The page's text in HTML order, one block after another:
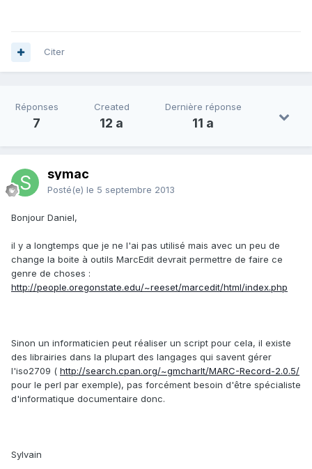
Citer
Réponses
7
Created
12 a
Dernière réponse
11 a
symac
Posté(e) le 5 septembre 2013
Bonjour Daniel,
il y a longtemps que je ne l'ai pas utilisé mais avec un peu de
change la boite à outils MarcEdit devrait permettre de faire ce
genre de choses :
http://people.oregonstate.edu/~reeset/marcedit/html/index.php
Sinon un informaticien peut réaliser un script pour cela, il existe
des librairies dans la plupart des langages qui savent gérer
l'iso2709 ( http://search.cpan.org/~gmcharlt/MARC-Record-2.0.5/
pour le perl par exemple), pas forcément besoin d'être spécialiste
d'informatique documentaire donc.
Sylvain